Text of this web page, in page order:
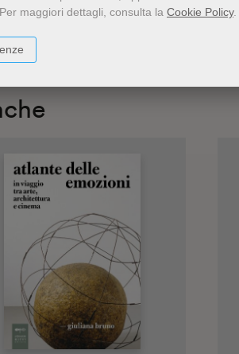
Per maggiori dettagli, consulta la Cookie Policy.